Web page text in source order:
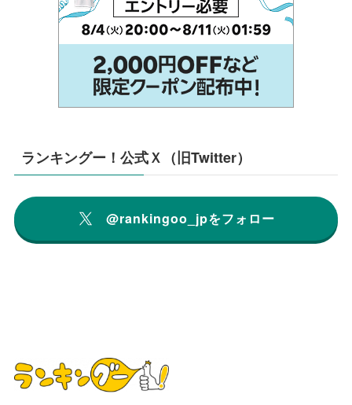
ランキングー！公式Ｘ（旧Twitter）
@rankingoo_jpをフォロー